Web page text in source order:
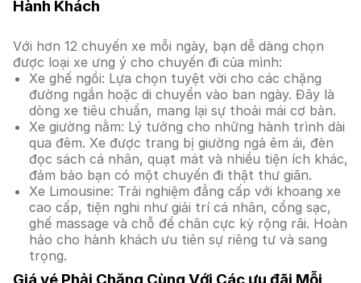
Hành Khách
Với hơn 12 chuyến xe mỗi ngày, bạn dễ dàng chọn
được loại xe ưng ý cho chuyến đi của mình:
Xe ghế ngồi: Lựa chọn tuyệt vời cho các chặng
đường ngắn hoặc di chuyển vào ban ngày. Đây là
dòng xe tiêu chuẩn, mang lại sự thoải mái cơ bản.
Xe giường nằm: Lý tưởng cho những hành trình dài
qua đêm. Xe được trang bị giường ngả êm ái, đèn
đọc sách cá nhân, quạt mát và nhiều tiện ích khác,
đảm bảo bạn có một chuyến đi thật thư giãn.
Xe Limousine: Trải nghiệm đẳng cấp với khoang xe
cao cấp, tiện nghi như giải trí cá nhân, cổng sạc,
ghế massage và chỗ để chân cực kỳ rộng rãi. Hoàn
hảo cho hành khách ưu tiên sự riêng tư và sang
trọng.